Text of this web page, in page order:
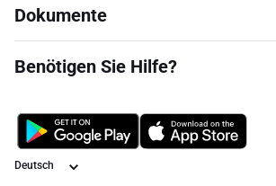
Dokumente
Benötigen Sie Hilfe?
Sprache